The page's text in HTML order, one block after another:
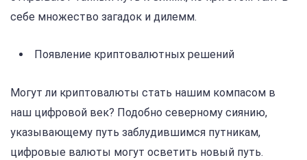
себе множество загадок и дилемм.
Появление криптовалютных решений
Могут ли криптовалюты стать нашим компасом в
наш цифровой век? Подобно северному сиянию,
указывающему путь заблудившимся путникам,
цифровые валюты могут осветить новый путь.